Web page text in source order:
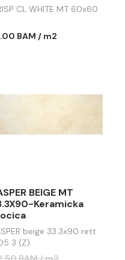
CL WHITE MT 60x60
BAM / m2
BEIGE MT
Keramicka
beige 33.3x90 rett
3 (Z)